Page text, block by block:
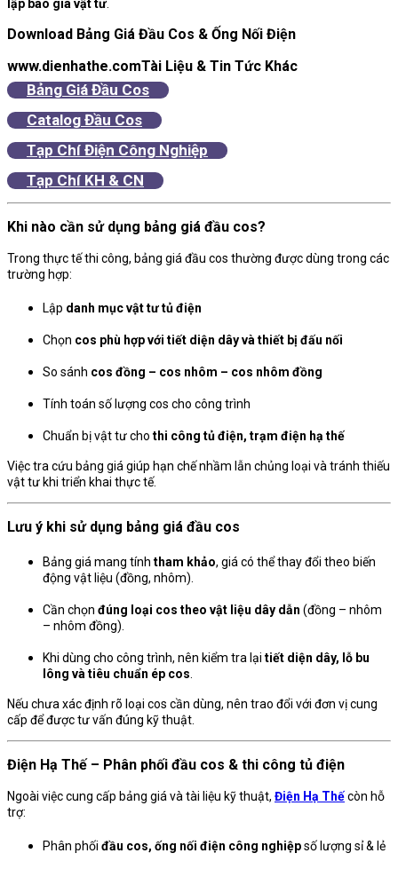
lập báo giá vật tư
Download Bảng Giá Đầu Cos & Ống Nối Điện
www.dienhathe.comTài Liệu & Tin Tức Khác
Bảng Giá Đầu Cos
Catalog Đầu Cos
Tạp Chí Điện Công Nghiệp
Tạp Chí KH & CN
Khi nào cần sử dụng bảng giá đầu cos?
Trong thực tế thi công, bảng giá đầu cos thường được dùng trong các
trường hợp:
Lập danh mục vật tư tủ điện
Chọn cos phù hợp với tiết diện dây và thiết bị đấu nối
So sánh cos đồng – cos nhôm – cos nhôm đồng
Tính toán số lượng cos cho công trình
Chuẩn bị vật tư cho thi công tủ điện, trạm điện hạ thế
Việc tra cứu bảng giá giúp hạn chế nhầm lẫn chủng loại và tránh thiếu
vật tư khi triển khai thực tế.
Lưu ý khi sử dụng bảng giá đầu cos
Bảng giá mang tính tham khảo, giá có thể thay đổi theo biến
động vật liệu (đồng, nhôm).
Cần chọn đúng loại cos theo vật liệu dây dẫn (đồng – nhôm
– nhôm đồng).
Khi dùng cho công trình, nên kiểm tra lại tiết diện dây, lỗ bu
lông và tiêu chuẩn ép cos
Nếu chưa xác định rõ loại cos cần dùng, nên trao đổi với đơn vị cung
cấp để được tư vấn đúng kỹ thuật.
Điện Hạ Thế – Phân phối đầu cos & thi công tủ điện
Ngoài việc cung cấp bảng giá và tài liệu kỹ thuật, Điện Hạ Thếcòn hỗ
trợ:
Phân phối đầu cos, ống nối điện công nghiệpsố lượng sỉ & lẻ